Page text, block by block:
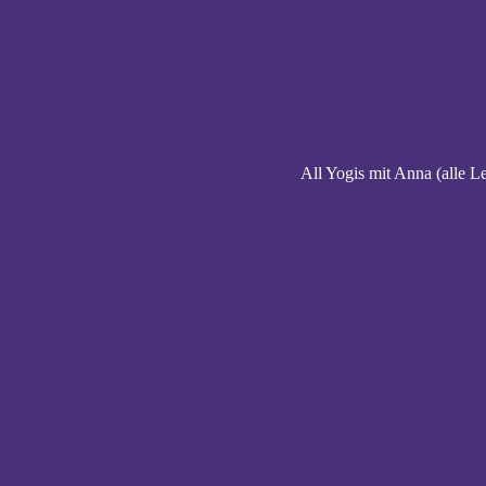
All Yogis mit Anna (alle